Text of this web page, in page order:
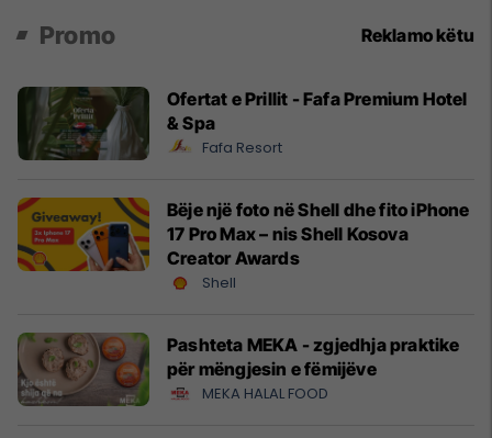
Promo Reklamo këtu
Ofertat e Prillit - Fafa Premium Hotel
& Spa
Fafa Resort
Bëje një foto në Shell dhe fito iPhone
17 Pro Max – nis Shell Kosova
Creator Awards
Shell
Pashteta MEKA - zgjedhja praktike
për mëngjesin e fëmijëve
MEKA HALAL FOOD